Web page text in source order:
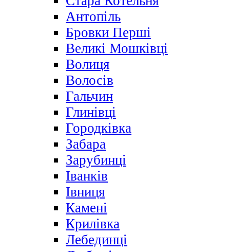
Антопіль
Бровки Перші
Великі Мошківці
Волиця
Волосів
Гальчин
Глинівці
Городківка
Забара
Зарубинці
Іванків
Івниця
Камені
Крилівка
Лебединці